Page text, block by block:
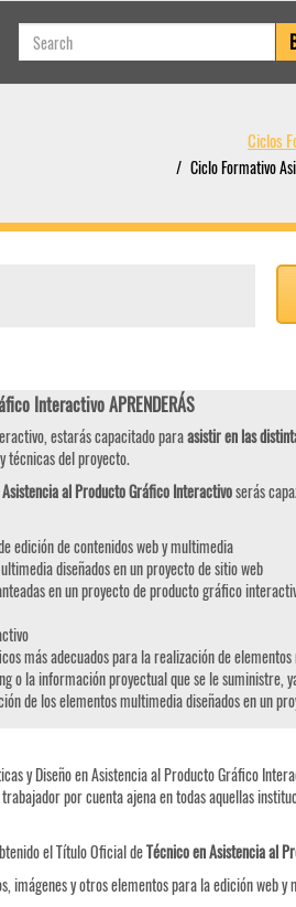
Ciclos
Ciclo Formativo
Interactivo APRENDERÁS
estarás capacitado paraasistir en las
técnicas del proyecto.
al Producto Gráfico Interactivoserás
edición de contenidos web y multimedia
diseñados en un proyecto de sitio web
en un proyecto de producto gráfico
más adecuados para la realización de
la información proyectual que se le suministre,
de los elementos multimedia diseñados en un
y Diseño en Asistencia al Producto Gráfico
por cuenta ajena en todas aquellas
el Título Oficial deTécnico en Asistencia al
y otros elementos para la edición web y